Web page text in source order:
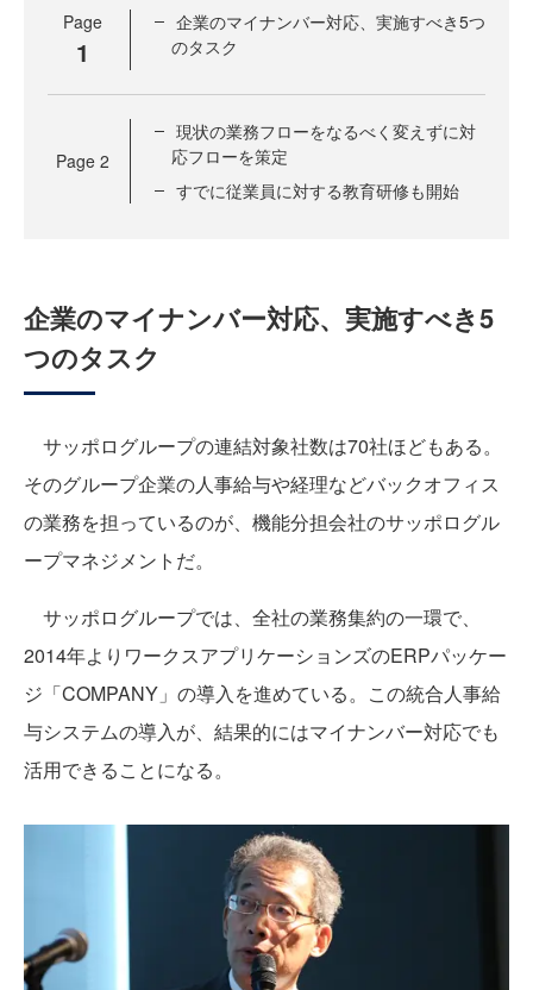
Page
1
企業のマイナンバー対応、実施すべき5つ
のタスク
Page 2
現状の業務フローをなるべく変えずに対
応フローを策定
すでに従業員に対する教育研修も開始
企業のマイナンバー対応、実施すべき5
つのタスク
サッポログループの連結対象社数は70社ほどもある。
そのグループ企業の人事給与や経理などバックオフィス
の業務を担っているのが、機能分担会社のサッポログル
ープマネジメントだ。
サッポログループでは、全社の業務集約の一環で、
2014年よりワークスアプリケーションズのERPパッケー
ジ「COMPANY」の導入を進めている。この統合人事給
与システムの導入が、結果的にはマイナンバー対応でも
活用できることになる。